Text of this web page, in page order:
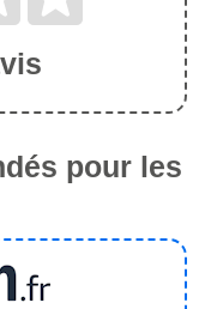
pour les